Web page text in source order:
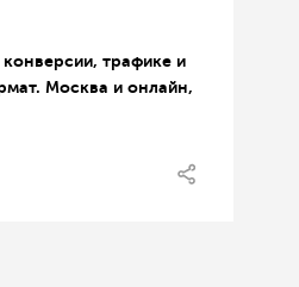
трафике и
Москва и онлайн,